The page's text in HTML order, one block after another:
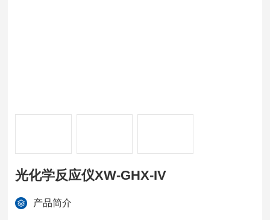
光化学反应仪XW-GHX-IV
产品简介